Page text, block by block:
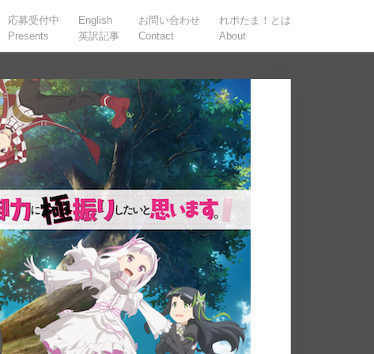
応募受付中
Presents
English
英訳記事
お問い合わせ
Contact
れポたま！とは
About